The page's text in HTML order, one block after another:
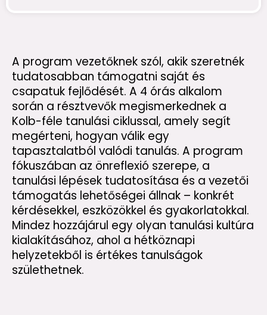
A program vezetőknek szól, akik szeretnék
tudatosabban támogatni saját és
csapatuk fejlődését. A 4 órás alkalom
során a résztvevők megismerkednek a
Kolb-féle tanulási ciklussal, amely segít
megérteni, hogyan válik egy
tapasztalatból valódi tanulás. A program
fókuszában az önreflexió szerepe, a
tanulási lépések tudatosítása és a vezetői
támogatás lehetőségei állnak – konkrét
kérdésekkel, eszközökkel és gyakorlatokkal.
Mindez hozzájárul egy olyan tanulási kultúra
kialakításához, ahol a hétköznapi
helyzetekből is értékes tanulságok
születhetnek.